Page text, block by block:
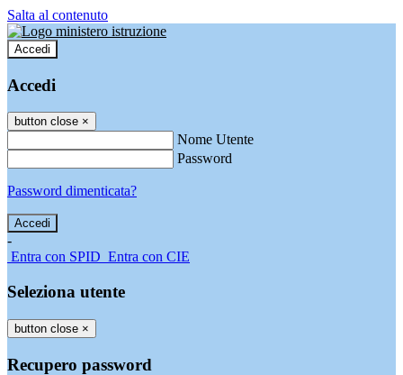
Salta al contenuto
Accedi
Accedi
button close ×
Nome Utente
Password
Password dimenticata?
-
Entra con SPID Entra con CIE
Seleziona utente
button close ×
Recupero password